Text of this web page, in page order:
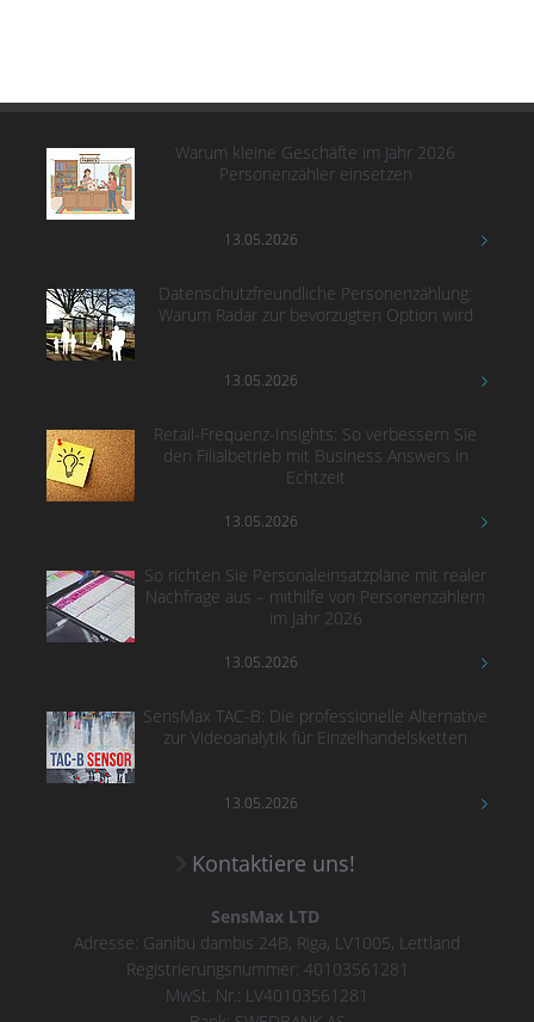
Warum kleine Geschäfte im Jahr 2026
Personenzähler einsetzen
13.05.2026
Datenschutzfreundliche Personenzählung:
Warum Radar zur bevorzugten Option wird
13.05.2026
Retail-Frequenz-Insights: So verbessern Sie
den Filialbetrieb mit Business Answers in
Echtzeit
13.05.2026
So richten Sie Personaleinsatzpläne mit realer
Nachfrage aus – mithilfe von Personenzählern
im Jahr 2026
13.05.2026
SensMax TAC-B: Die professionelle Alternative
zur Videoanalytik für Einzelhandelsketten
13.05.2026
Kontaktiere uns!
SensMax LTD
Adresse: Ganibu dambis 24B, Riga, LV1005, Lettland
Registrierungsnummer: 40103561281
MwSt. Nr.: LV40103561281